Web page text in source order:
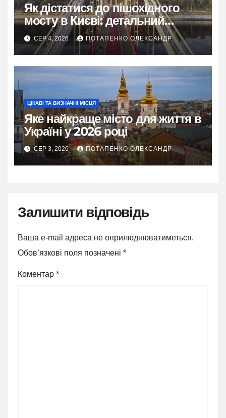
Як дістатися до пішохідного
мосту в Києві: детальний
маршрут і лайфхаки
СЕР 4, 2026 ПОТАПЕНКО ОЛЕКСАНДР
ЦІКАВІ ТА ВИЗНАЧНІ МІСЦЯ
Яке найкраще місто для життя в
Україні у 2026 році
СЕР 3, 2026 ПОТАПЕНКО ОЛЕКСАНДР
Залишити відповідь
Ваша e-mail адреса не оприлюднюватиметься.
Обов’язкові поля позначені *
Коментар *